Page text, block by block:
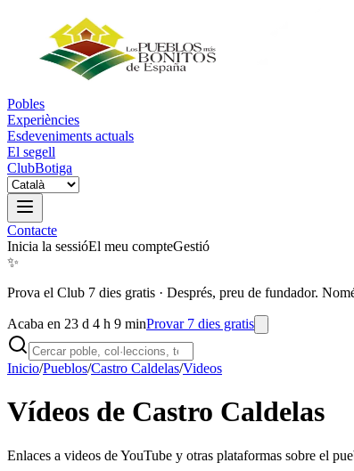
Pobles
Experiències
Esdeveniments actuals
El segell
ClubBotiga
Contacte
Inicia la sessióEl meu compteGestió
✨
Prova el Club 7 dies gratis · Després, preu de fundador.
Acaba en 23 d 4 h 9 minProvar 7 dies gratis
Inicio/Pueblos/Castro Caldelas/Videos
Vídeos de Castro Caldelas
Enlaces a videos de YouTube y otras plataformas sobre el